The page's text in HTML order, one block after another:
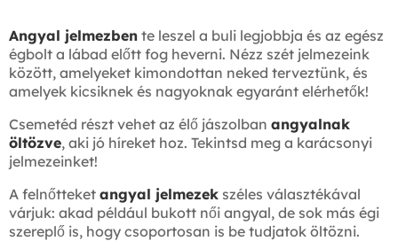
Angyal jelmezben te leszel a buli legjobbja és az egész
égbolt a lábad előtt fog heverni. Nézz szét jelmezeink
között, amelyeket kimondottan neked terveztünk, és
amelyek kicsiknek és nagyoknak egyaránt elérhetők!
Csemetéd részt vehet az élő jászolban angyalnak
öltözve, aki jó híreket hoz. Tekintsd meg a karácsonyi
jelmezeinket!
A felnőtteket angyal jelmezek széles választékával
várjuk: akad például bukott női angyal, de sok más égi
szereplő is, hogy csoportosan is be tudjatok öltözni.